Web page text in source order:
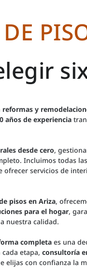
reformas y
años de experiencia
desde cero,
Incluimos todas las
ofrecer servicios de
pisos en Ariza,
para el hogar,
nuestra calidad.
completa es una
cada etapa, consultoría
elijas con confianza la